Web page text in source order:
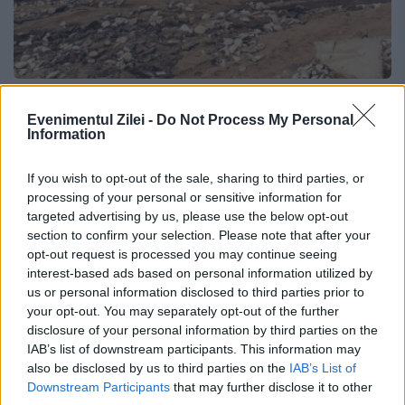
Evenimentul Zilei - Do Not Process My Personal
Information
If you wish to opt-out of the sale, sharing to third parties, or
processing of your personal or sensitive information for
targeted advertising by us, please use the below opt-out
section to confirm your selection. Please note that after your
opt-out request is processed you may continue seeing
interest-based ads based on personal information utilized by
us or personal information disclosed to third parties prior to
your opt-out. You may separately opt-out of the further
disclosure of your personal information by third parties on the
IAB’s list of downstream participants. This information may
also be disclosed by us to third parties on the IAB’s List of
Downstream Participants that may further disclose it to other
puhoaie
O ploaie torențială care s-a abătut asupra
sudului litoralului a făcut praf o parte din
plaja Vama Veche, torenții au lăsat în urmă
un crater uriaș de peste 600 metri...